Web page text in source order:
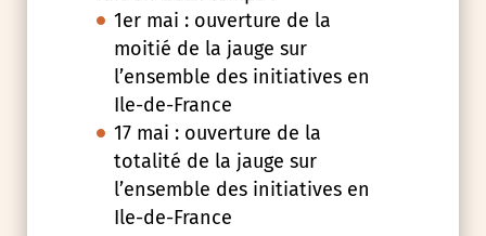
1er mai : ouverture de la
moitié de la jauge sur
l’ensemble des initiatives en
Ile-de-France
17 mai : ouverture de la
totalité de la jauge sur
l’ensemble des initiatives en
Ile-de-France